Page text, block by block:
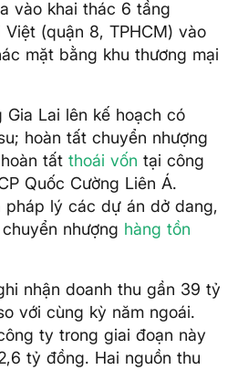
vào khai thác 6 tầng
(quận 8, TPHCM) vào
mặt bằng khu thương mại
Gia Lai lên kế hoạch có
hoàn tất chuyển nhượng
tất thoái vốn tại công
Quốc Cường Liên Á.
pháp lý các dự án dở dang,
nhượng hàng tồn
nhận doanh thu gần 39 tỷ
với cùng kỳ năm ngoái.
ty trong giai đoạn này
tỷ đồng. Hai nguồn thu